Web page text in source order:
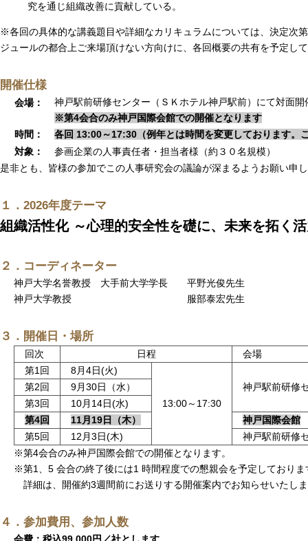
究を通じ組織改善に貢献している。
※各回の具体的な講義題目や詳細なカリキュラムについては、決定次
ジュールの都合上ご来場頂けない方向けに、各回概要の共有を予定し
開催仕様
会場：
神戸駅前研修センター（ＳＫホテル神戸駅前）にて対面開
※第4会合のみ神戸国際会館での開催となります
時間：
各回 13:00～17:30（例年とは時間を変更しております。
対象：
参画企業の人事責任者・担当者様（約３０名規模）
是非とも、皆様の参加でこの人事研究会の議論が深まるようお願い申
１．2026年度テーマ
組織活性化 ～心理的安全性を礎に、未来を拓く
２．コーディネーター
神戸大学名誉教授 大手前大学学長 平野光俊先生
神戸大学教授 服部泰宏先生
３．開催日・場所
回次 日程
会場
第1回
8月4日(火)
13:00～17:30
神戸駅前研修
第2回
9月30日（水）
第3回
10月14日(水)
第4回
11月19日（木）
神戸国際会館
第5回
12月3日(木)
神戸駅前研修
※第4会合のみ神戸国際会館での開催となります。
※第1、5 会合の終了後には1 時間程度での懇親会を予定しておりま
詳細は、開催約3週間前にお送りする開催案内でお知らせいたし
４．参加費用、参加人数